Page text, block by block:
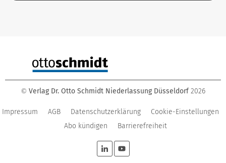
© Verlag Dr. Otto Schmidt Niederlassung Düsseldorf 2026
Impressum AGB Datenschutzerklärung
Cookie-Einstellungen
Abo kündigen
Barrierefreiheit